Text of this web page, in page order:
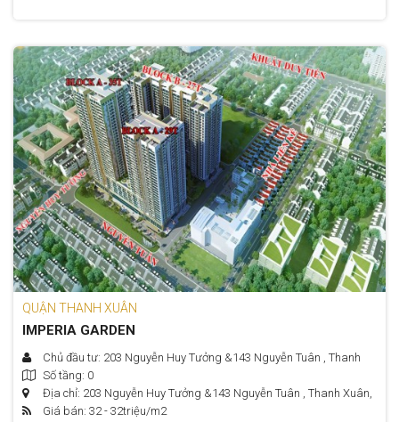
QUẬN THANH XUÂN
IMPERIA GARDEN
Chủ đầu tư: 203 Nguyễn Huy Tưởng &143 Nguyễn Tuân , Thanh
Xuân, Hà Nội​
Số tầng: 0
Địa chỉ: 203 Nguyễn Huy Tưởng &143 Nguyễn Tuân , Thanh Xuân,
Hà Nội​Giá bán: 32 - 32triệu/m2